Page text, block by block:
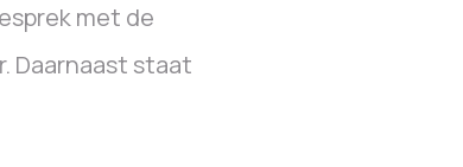
met de
Daarnaast staat